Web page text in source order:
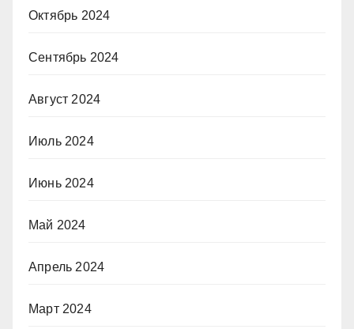
Октябрь 2024
Сентябрь 2024
Август 2024
Июль 2024
Июнь 2024
Май 2024
Апрель 2024
Март 2024